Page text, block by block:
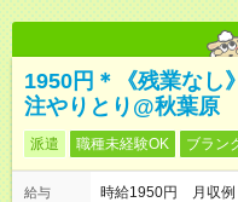
1950円＊《残業なし
注やりとり@秋葉原
派遣 職種未経験OK ブラン
給与
時給1950円 月収例